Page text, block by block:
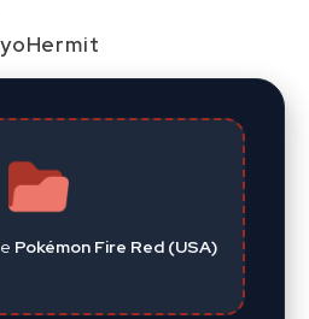
Pokémon Fire Red (USA)